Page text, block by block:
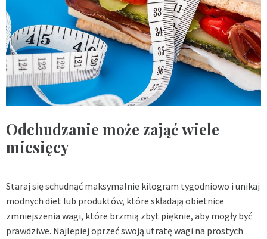
Odchudzanie może zająć wiele
miesięcy
Staraj się schudnąć maksymalnie kilogram tygodniowo i unikaj
modnych diet lub produktów, które składają obietnice
zmniejszenia wagi, które brzmią zbyt pięknie, aby mogły być
prawdziwe. Najlepiej oprzeć swoją utratę wagi na prostych